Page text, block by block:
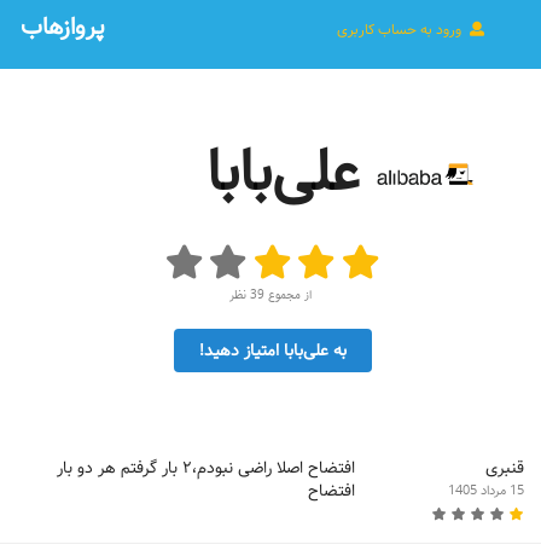
ورود به حساب کاربری پروازهاب
علی‌بابا
از مجموع 39 نظر
به علی‌بابا امتیاز دهید!
قنبری
15 مرداد 1405
افتضاح اصلا راضی نبودم،۲ بار گرفتم هر دو بار
افتضاح